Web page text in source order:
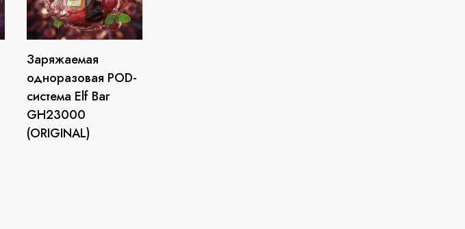
Заряжаемая
одноразовая POD-
система Elf Bar
GH23000
(ORIGINAL)
Этот
товар
имеет
несколько
Опции